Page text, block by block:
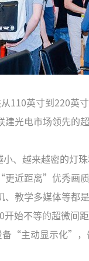
110英寸到220英
光电市场领先的
小、越来越密的
更近距离”优秀画
教学多媒体等都
始不等的超微间
备“主动显示化”